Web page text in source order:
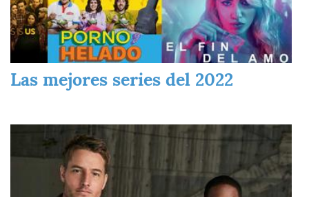
Las mejores series del 2022